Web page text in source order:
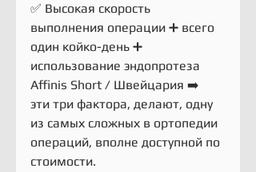
✅ Высокая скорость
выполнения операции ➕ всего
один койко-день ➕
использование эндопротеза
Affinis Short / Швейцария ➡️
эти три фактора, делают, одну
из самых сложных в ортопедии
операций, вполне доступной по
стоимости.